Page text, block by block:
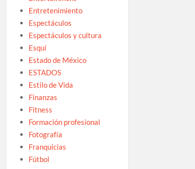
Entretenimiento
Espectáculos
Espectáculos y cultura
Esquí
Estado de México
ESTADOS
Estilo de Vida
Finanzas
Fitness
Formación profesional
Fotografía
Franquicias
Fútbol